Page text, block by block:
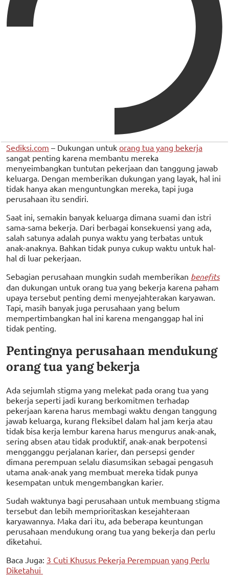
Sediksi.com – Dukungan untuk orang tua yang bekerja
sangat penting karena membantu mereka
menyeimbangkan tuntutan pekerjaan dan tanggung jawab
keluarga. Dengan memberikan dukungan yang layak, hal ini
tidak hanya akan menguntungkan mereka, tapi juga
perusahaan itu sendiri.
Saat ini, semakin banyak keluarga dimana suami dan istri
sama-sama bekerja. Dari berbagai konsekuensi yang ada,
salah satunya adalah punya waktu yang terbatas untuk
anak-anaknya. Bahkan tidak punya cukup waktu untuk hal-
hal di luar pekerjaan.
Sebagian perusahaan mungkin sudah memberikan benefits
dan dukungan untuk orang tua yang bekerja karena paham
upaya tersebut penting demi menyejahterakan karyawan.
Tapi, masih banyak juga perusahaan yang belum
mempertimbangkan hal ini karena menganggap hal ini
tidak penting.
Pentingnya perusahaan mendukung
orang tua yang bekerja
Ada sejumlah stigma yang melekat pada orang tua yang
bekerja seperti jadi kurang berkomitmen terhadap
pekerjaan karena harus membagi waktu dengan tanggung
jawab keluarga, kurang fleksibel dalam hal jam kerja atau
tidak bisa kerja lembur karena harus mengurus anak-anak,
sering absen atau tidak produktif, anak-anak berpotensi
mengganggu perjalanan karier, dan persepsi gender
dimana perempuan selalu diasumsikan sebagai pengasuh
utama anak-anak yang membuat mereka tidak punya
kesempatan untuk mengembangkan karier.
Sudah waktunya bagi perusahaan untuk membuang stigma
tersebut dan lebih memprioritaskan kesejahteraan
karyawannya. Maka dari itu, ada beberapa keuntungan
perusahaan mendukung orang tua yang bekerja dan perlu
diketahui.
Baca Juga: 3 Cuti Khusus Pekerja Perempuan yang Perlu
Diketahui